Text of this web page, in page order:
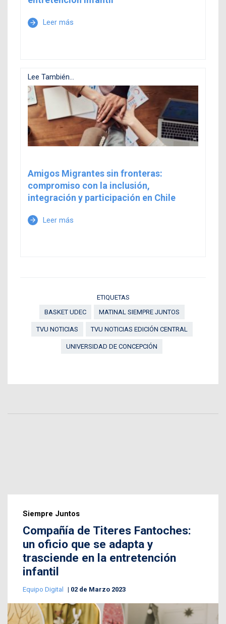
arrow_forward Leer más
Lee También...
Amigos Migrantes sin fronteras:
compromiso con la inclusión,
integración y participación en Chile
arrow_forward Leer más
ETIQUETAS
BASKET UDEC
MATINAL SIEMPRE JUNTOS
TVU NOTICIAS TVU NOTICIAS EDICIÓN CENTRAL
UNIVERSIDAD DE CONCEPCIÓN
Siempre Juntos
Compañía de Titeres Fantoches:
un oficio que se adapta y
trasciende en la entretención
infantil
Equipo Digital 02 de Marzo 2023